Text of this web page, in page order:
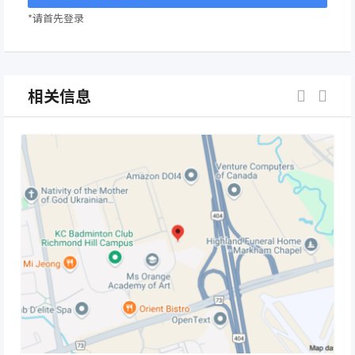
*请首先登录
相关信息